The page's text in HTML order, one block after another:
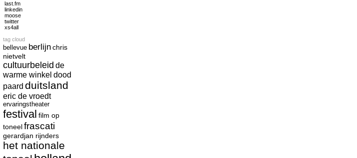
last.fm
linkedin
moose
twitter
xs4all
tag cloud
bellevue berlijnchris
nietvelt
cultuurbeleid de
warme winkel dood
paard duitsland
eric de vroedt
ervaringstheater
festival film op
toneelfrascati
gerardjan rijnders
het nationale